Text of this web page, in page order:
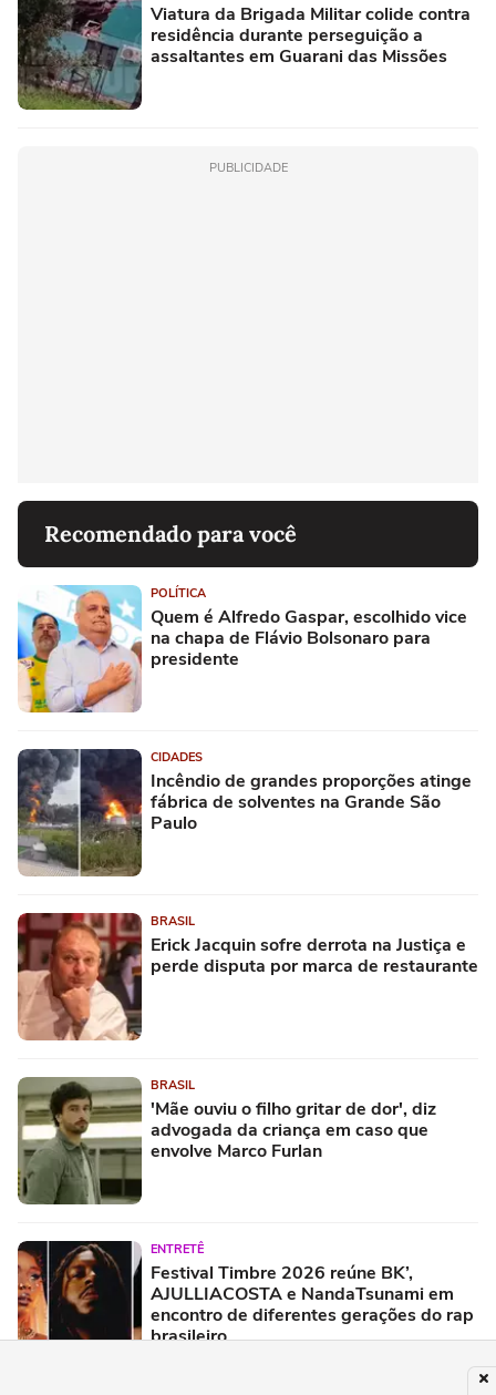
Viatura da Brigada Militar colide contra
residência durante perseguição a
assaltantes em Guarani das Missões
PUBLICIDADE
Recomendado para você
POLÍTICA
Quem é Alfredo Gaspar, escolhido vice
na chapa de Flávio Bolsonaro para
presidente
CIDADES
Incêndio de grandes proporções atinge
fábrica de solventes na Grande São
Paulo
BRASIL
Erick Jacquin sofre derrota na Justiça e
perde disputa por marca de restaurante
BRASIL
'Mãe ouviu o filho gritar de dor', diz
advogada da criança em caso que
envolve Marco Furlan
ENTRETÊ
Festival Timbre 2026 reúne BK’,
AJULLIACOSTA e NandaTsunami em
encontro de diferentes gerações do rap
brasileiro